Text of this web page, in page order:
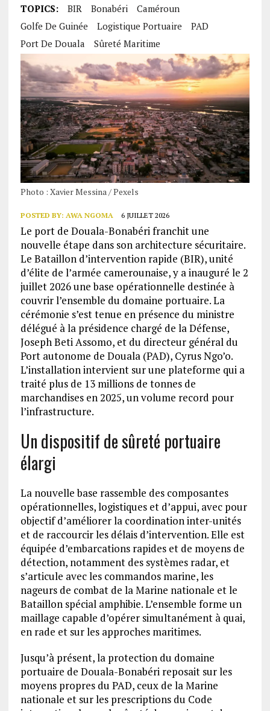
TOPICS: BIR Bonabéri
Caméroun
Golfe De Guinée
Logistique Portuaire
PAD
Port De Douala
Sûreté Maritime
Photo : Xavier Messina / Pexels
POSTED BY: AWA NGOMA 6 JUILLET 2026
Le port de Douala-Bonabéri franchit une
nouvelle étape dans son architecture sécuritaire.
Le Bataillon d’intervention rapide (BIR), unité
d’élite de l’armée camerounaise, y a inauguré le 2
juillet 2026 une base opérationnelle destinée à
couvrir l’ensemble du domaine portuaire. La
cérémonie s’est tenue en présence du ministre
délégué à la présidence chargé de la Défense,
Joseph Beti Assomo, et du directeur général du
Port autonome de Douala (PAD), Cyrus Ngo’o.
L’installation intervient sur une plateforme qui a
traité plus de 13 millions de tonnes de
marchandises en 2025, un volume record pour
l’infrastructure.
Un dispositif de sûreté portuaire
élargi
La nouvelle base rassemble des composantes
opérationnelles, logistiques et d’appui, avec pour
objectif d’améliorer la coordination inter-unités
et de raccourcir les délais d’intervention. Elle est
équipée d’embarcations rapides et de moyens de
détection, notamment des systèmes radar, et
s’articule avec les commandos marine, les
nageurs de combat de la Marine nationale et le
Bataillon spécial amphibie. L’ensemble forme un
maillage capable d’opérer simultanément à quai,
en rade et sur les approches maritimes.
Jusqu’à présent, la protection du domaine
portuaire de Douala-Bonabéri reposait sur les
moyens propres du PAD, ceux de la Marine
nationale et sur les prescriptions du Code